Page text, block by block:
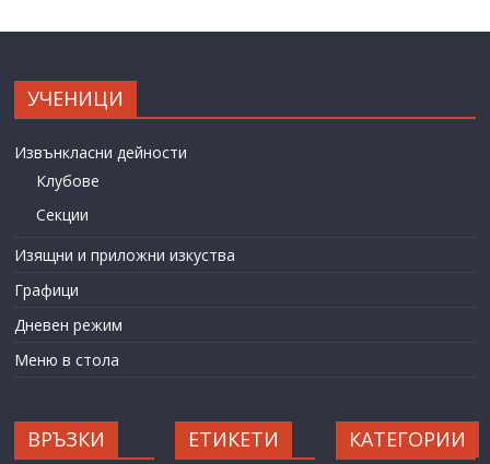
УЧЕНИЦИ
Извънкласни дейности
Клубове
Секции
Изящни и приложни изкуства
Графици
Дневен режим
Меню в стола
ВРЪЗКИ ЕТИКЕТИ КАТЕГОРИИ